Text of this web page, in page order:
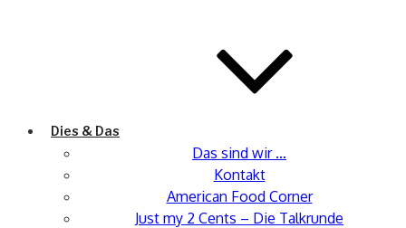
Dies & Das
Das sind wir …
Kontakt
American Food Corner
Just my 2 Cents – Die Talkrunde